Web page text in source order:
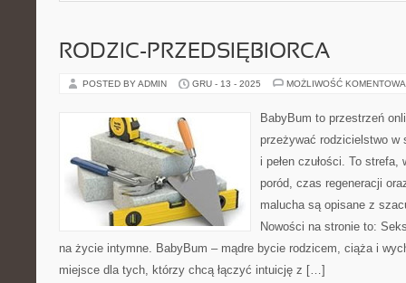
RODZIC-PRZEDSIĘBIORCA
POSTED BY ADMIN GRU - 13 - 2025 MOŻLIWOŚĆ
BabyBum to przestrzeń
przeżywać rodzicielstwo w
i pełen czułości. To
poród, czas regeneracji
malucha są opisane z
Nowości na stronie to:
na życie intymne. BabyBum – mądre bycie rodzicem, ciąża i
miejsce dla tych, którzy chcą łączyć intuicję z […]